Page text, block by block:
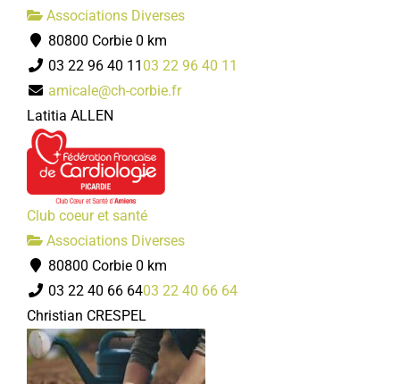
Associations Diverses
80800 Corbie 0 km
03 22 96 40 11 03 22 96 40 11
amicale@ch-corbie.fr
Latitia ALLEN
Club coeur et santé
Associations Diverses
80800 Corbie 0 km
03 22 40 66 6403 22 40 66 64
Christian CRESPEL